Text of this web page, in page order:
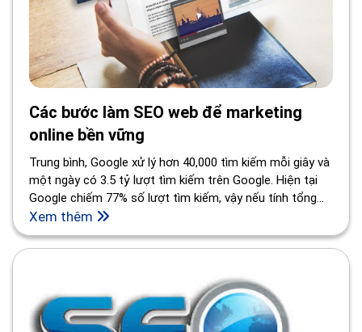
Các bước làm SEO web để marketing
online bền vững
Trung bình, Google xử lý hơn 40,000 tìm kiếm mỗi giây và
một ngày có 3.5 tỷ lượt tìm kiếm trên Google. Hiện tại
Google chiếm 77% số lượt tìm kiếm, vậy nếu tính tổng
tất cả các công cụ tìm kiếm chúng ta sẽ có khoảng 5 tỷ
lượt tìm kiếm mỗi ngày. Đích đến của tìm kiếm là thông
tin cung cấp bởi website, người dùng tìm kiếm sản phẩm.
Xem thêm